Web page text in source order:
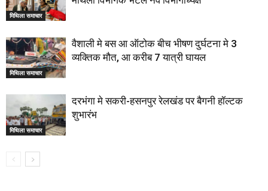
मिथिला समाचार
मिथिला समाचार
वैशाली मे बस आ ऑटोक बीच भीषण दुर्घटना मे 3
व्यक्तिक मौत, आ करीब 7 यात्री घायल
मिथिला समाचार
दरभंगा मे सकरी-हसनपुर रेलखंड पर बैगनी हॉल्टक
शुभारंभ